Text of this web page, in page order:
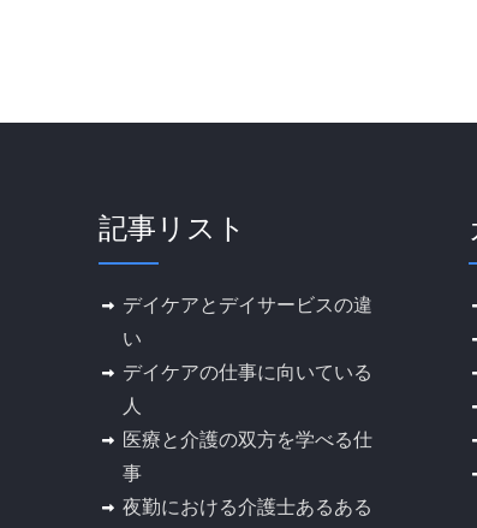
記事リスト
デイケアとデイサービスの違
い
デイケアの仕事に向いている
人
医療と介護の双方を学べる仕
事
夜勤における介護士あるある